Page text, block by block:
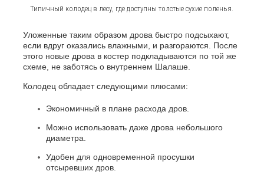
Типичный колодец в лесу, где доступны толстые сухие поленья.
Уложенные таким образом дрова быстро подсыхают,
если вдруг оказались влажными, и разгораются. После
этого новые дрова в костер подкладываются по той же
схеме, не заботясь о внутреннем Шалаше.
Колодец обладает следующими плюсами:
Экономичный в плане расхода дров.
Можно использовать даже дрова небольшого
диаметра.
Удобен для одновременной просушки
отсыревших дров.